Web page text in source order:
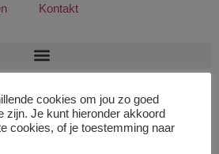
Kontakt
2026
cookies om jou zo goed
zijn. Je kunt hieronder akkoord
cookies, of je toestemming naar